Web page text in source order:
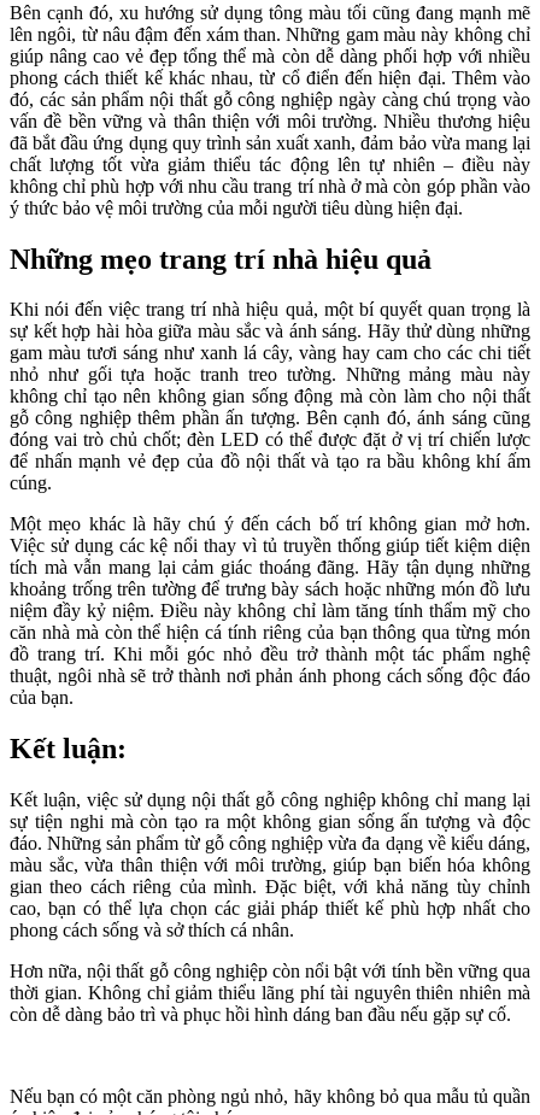
Bên cạnh đó, xu hướng sử dụng tông màu tối cũng đang mạnh mẽ
lên ngôi, từ nâu đậm đến xám than. Những gam màu này không chỉ
giúp nâng cao vẻ đẹp tổng thể mà còn dễ dàng phối hợp với nhiều
phong cách thiết kế khác nhau, từ cổ điển đến hiện đại. Thêm vào
đó, các sản phẩm nội thất gỗ công nghiệp ngày càng chú trọng vào
vấn đề bền vững và thân thiện với môi trường. Nhiều thương hiệu
đã bắt đầu ứng dụng quy trình sản xuất xanh, đảm bảo vừa mang lại
chất lượng tốt vừa giảm thiểu tác động lên tự nhiên – điều này
không chỉ phù hợp với nhu cầu trang trí nhà ở mà còn góp phần vào
ý thức bảo vệ môi trường của mỗi người tiêu dùng hiện đại.
Những mẹo trang trí nhà hiệu quả
Khi nói đến việc trang trí nhà hiệu quả, một bí quyết quan trọng là
sự kết hợp hài hòa giữa màu sắc và ánh sáng. Hãy thử dùng những
gam màu tươi sáng như xanh lá cây, vàng hay cam cho các chi tiết
nhỏ như gối tựa hoặc tranh treo tường. Những mảng màu này
không chỉ tạo nên không gian sống động mà còn làm cho nội thất
gỗ công nghiệp thêm phần ấn tượng. Bên cạnh đó, ánh sáng cũng
đóng vai trò chủ chốt; đèn LED có thể được đặt ở vị trí chiến lược
để nhấn mạnh vẻ đẹp của đồ nội thất và tạo ra bầu không khí ấm
cúng.
Một mẹo khác là hãy chú ý đến cách bố trí không gian mở hơn.
Việc sử dụng các kệ nổi thay vì tủ truyền thống giúp tiết kiệm diện
tích mà vẫn mang lại cảm giác thoáng đãng. Hãy tận dụng những
khoảng trống trên tường để trưng bày sách hoặc những món đồ lưu
niệm đầy kỷ niệm. Điều này không chỉ làm tăng tính thẩm mỹ cho
căn nhà mà còn thể hiện cá tính riêng của bạn thông qua từng món
đồ trang trí. Khi mỗi góc nhỏ đều trở thành một tác phẩm nghệ
thuật, ngôi nhà sẽ trở thành nơi phản ánh phong cách sống độc đáo
của bạn.
Kết luận:
Kết luận, việc sử dụng nội thất gỗ công nghiệp không chỉ mang lại
sự tiện nghi mà còn tạo ra một không gian sống ấn tượng và độc
đáo. Những sản phẩm từ gỗ công nghiệp vừa đa dạng về kiểu dáng,
màu sắc, vừa thân thiện với môi trường, giúp bạn biến hóa không
gian theo cách riêng của mình. Đặc biệt, với khả năng tùy chỉnh
cao, bạn có thể lựa chọn các giải pháp thiết kế phù hợp nhất cho
phong cách sống và sở thích cá nhân.
Hơn nữa, nội thất gỗ công nghiệp còn nổi bật với tính bền vững qua
thời gian. Không chỉ giảm thiểu lãng phí tài nguyên thiên nhiên mà
còn dễ dàng bảo trì và phục hồi hình dáng ban đầu nếu gặp sự cố.
Nếu bạn có một căn phòng ngủ nhỏ, hãy không bỏ qua mẫu tủ quần